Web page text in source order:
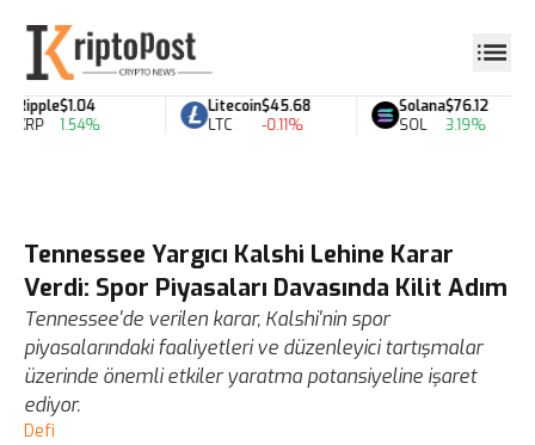
Ripple
XRP
$1.04
1.54%
Litecoin
LTC
$45.68
-0.11%
Solana
SOL
$76.12
3.19%
Tennessee Yargıcı Kalshi Lehine Karar
Verdi: Spor Piyasaları Davasında Kilit Adım
Tennessee'de verilen karar, Kalshi'nin spor
piyasalarındaki faaliyetleri ve düzenleyici tartışmalar
üzerinde önemli etkiler yaratma potansiyeline işaret
ediyor.
Defi